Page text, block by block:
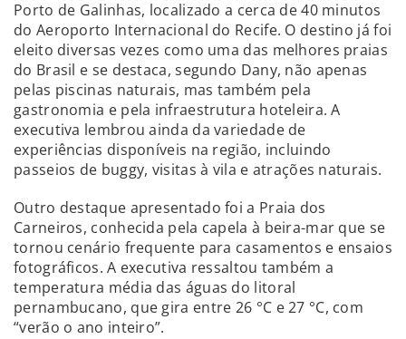
Porto de Galinhas, localizado a cerca de 40 minutos
do Aeroporto Internacional do Recife. O destino já foi
eleito diversas vezes como uma das melhores praias
do Brasil e se destaca, segundo Dany, não apenas
pelas piscinas naturais, mas também pela
gastronomia e pela infraestrutura hoteleira. A
executiva lembrou ainda da variedade de
experiências disponíveis na região, incluindo
passeios de buggy, visitas à vila e atrações naturais.
Outro destaque apresentado foi a Praia dos
Carneiros, conhecida pela capela à beira-mar que se
tornou cenário frequente para casamentos e ensaios
fotográficos. A executiva ressaltou também a
temperatura média das águas do litoral
pernambucano, que gira entre 26 °C e 27 °C, com
“verão o ano inteiro”.